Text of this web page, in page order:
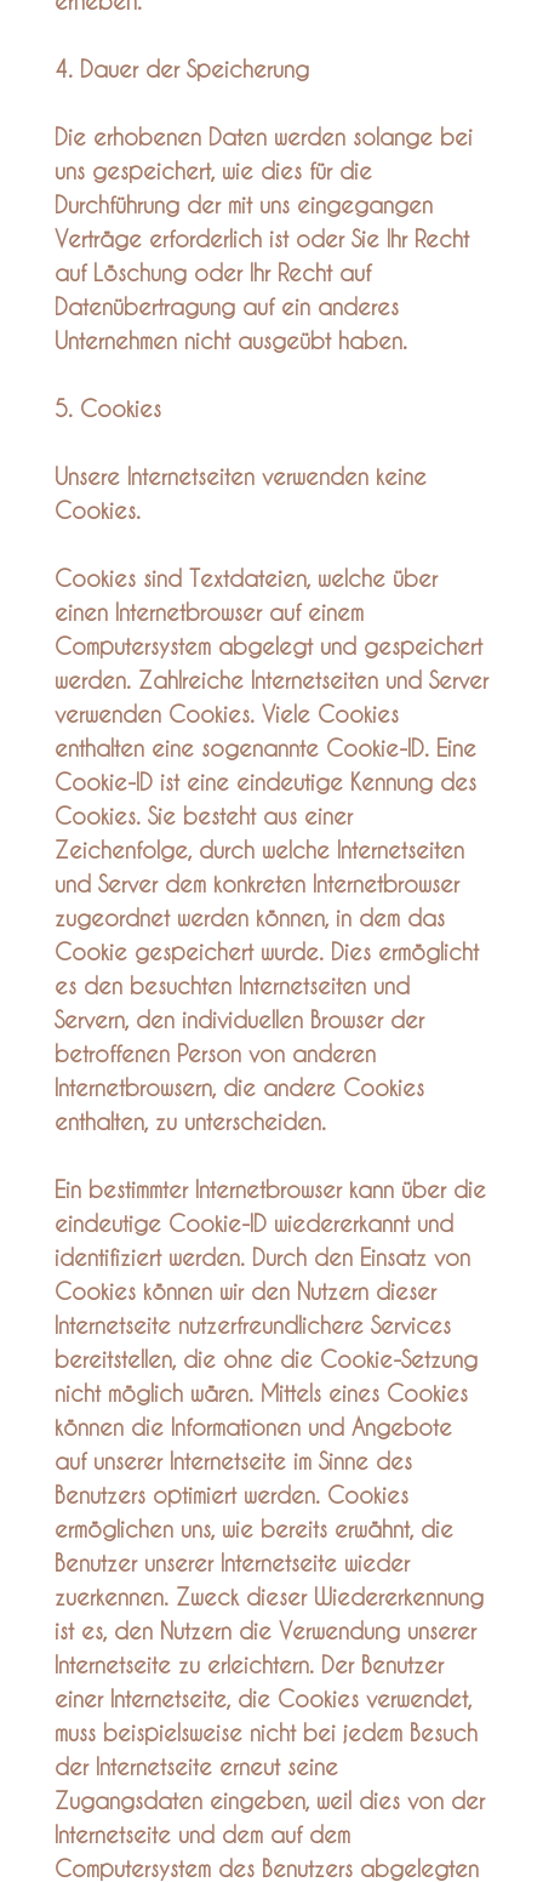
4. Dauer der Speicherung
Die erhobenen Daten werden solange bei
uns gespeichert, wie dies für die
Durchführung der mit uns eingegangen
Verträge erforderlich ist oder Sie Ihr Recht
auf Löschung oder Ihr Recht auf
Datenübertragung auf ein anderes
Unternehmen nicht ausgeübt haben.
5. Cookies
Unsere Internetseiten verwenden keine
Cookies.
Cookies sind Textdateien, welche über
einen Internetbrowser auf einem
Computersystem abgelegt und gespeichert
werden. Zahlreiche Internetseiten und Server
verwenden Cookies. Viele Cookies
enthalten eine sogenannte Cookie-ID. Eine
Cookie-ID ist eine eindeutige Kennung des
Cookies. Sie besteht aus einer
Zeichenfolge, durch welche Internetseiten
und Server dem konkreten Internetbrowser
zugeordnet werden können, in dem das
Cookie gespeichert wurde. Dies ermöglicht
es den besuchten Internetseiten und
Servern, den individuellen Browser der
betroffenen Person von anderen
Internetbrowsern, die andere Cookies
enthalten, zu unterscheiden.
Ein bestimmter Internetbrowser kann über die
eindeutige Cookie-ID wiedererkannt und
identifiziert werden. Durch den Einsatz von
Cookies können wir den Nutzern dieser
Internetseite nutzerfreundlichere Services
bereitstellen, die ohne die Cookie-Setzung
nicht möglich wären. Mittels eines Cookies
können die Informationen und Angebote
auf unserer Internetseite im Sinne des
Benutzers optimiert werden. Cookies
ermöglichen uns, wie bereits erwähnt, die
Benutzer unserer Internetseite wieder
zuerkennen. Zweck dieser Wiedererkennung
ist es, den Nutzern die Verwendung unserer
Internetseite zu erleichtern. Der Benutzer
einer Internetseite, die Cookies verwendet,
muss beispielsweise nicht bei jedem Besuch
der Internetseite erneut seine
Zugangsdaten eingeben, weil dies von der
Internetseite und dem auf dem
Computersystem des Benutzers abgelegten